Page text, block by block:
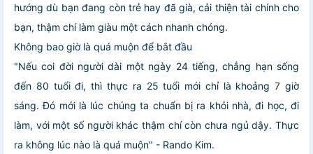
hướng dù bạn đang còn trẻ hay đã già, cải thiện tài chính cho
bạn, thậm chí làm giàu một cách nhanh chóng.
Không bao giờ là quá muộn để bắt đầu
"Nếu coi đời người dài một ngày 24 tiếng, chẳng hạn sống
đến 80 tuổi đi, thì thực ra 25 tuổi mới chỉ là khoảng 7 giờ
sáng. Đó mới là lúc chúng ta chuẩn bị ra khỏi nhà, đi học, đi
làm, với một số người khác thậm chí còn chưa ngủ dậy. Thực
ra không lúc nào là quá muộn" - Rando Kim.